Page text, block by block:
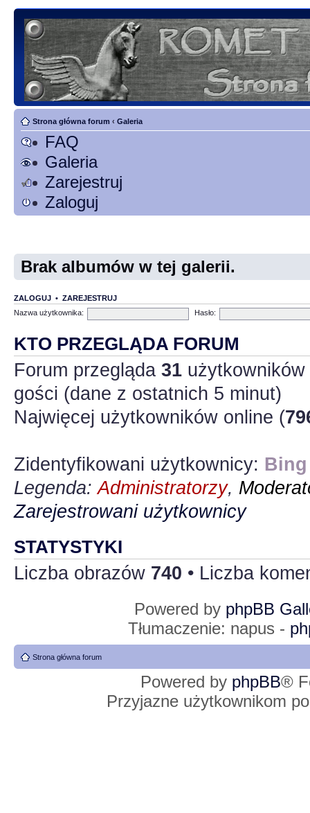
Strona główna forum ‹ Galeria
FAQ
Galeria
Zarejestruj
Zaloguj
Brak albumów w tej galerii.
ZALOGUJ • ZAREJESTRUJ
Nazwa użytkownika:
Hasło:
KTO PRZEGLĄDA FORUM
Forum przegląda 31
gości (dane z ostatnich 5 minut)
Najwięcej użytkowników online (
Zidentyfikowani użytkownicy:
Legenda:Administratorzy,
Zarejestrowani użytkownicy
STATYSTYKI
Liczba obrazów 740 • Liczba
Powered by phpBB
Tłumaczenie: napus -
Strona główna forum
Powered by phpBB®
Przyjazne użytkownikom